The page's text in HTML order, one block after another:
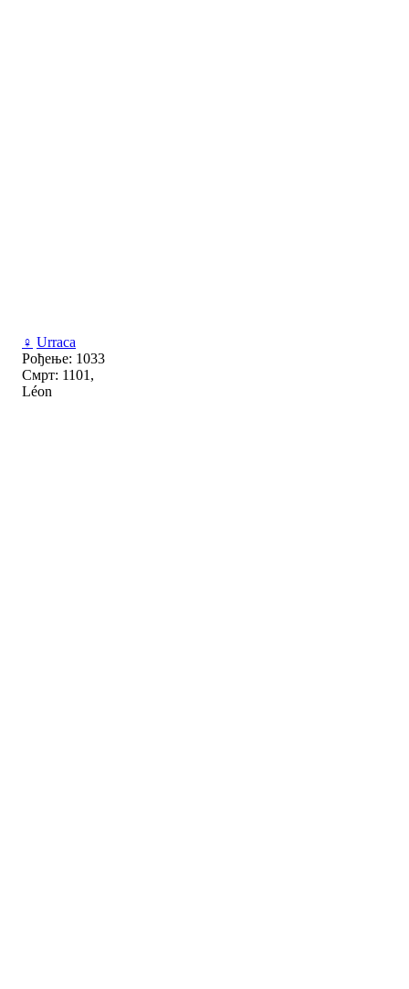
♀ Urraca
Рођење: 1033
Смрт: 1101,
Léon